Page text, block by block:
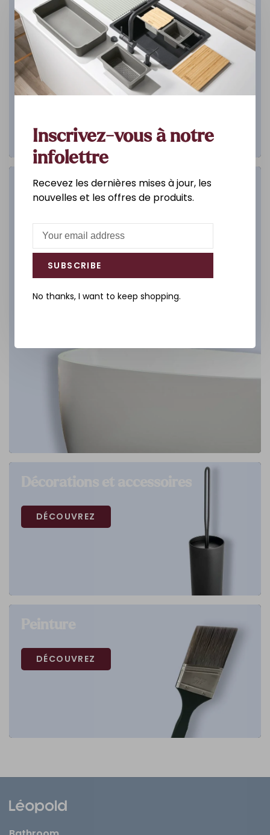
Salle de bain
DÉCOUVREZ
DÉCOUVREZ
DÉCOUVREZ
Inscrivez-vous à notre
infolettre
Recevez les dernières mises à jour, les
nouvelles et les offres de produits.
SUBSCRIBE
No thanks, I want to keep shopping.